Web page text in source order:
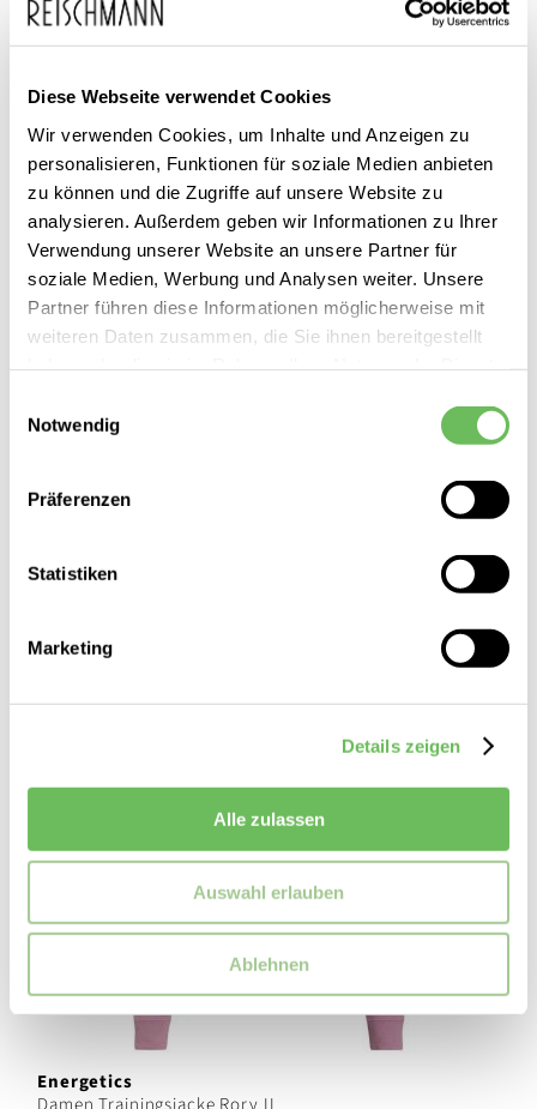
Diese Webseite verwendet Cookies
Wir verwenden Cookies, um Inhalte und Anzeigen zu
personalisieren, Funktionen für soziale Medien anbieten
zu können und die Zugriffe auf unsere Website zu
analysieren. Außerdem geben wir Informationen zu Ihrer
Verwendung unserer Website an unsere Partner für
soziale Medien, Werbung und Analysen weiter. Unsere
Partner führen diese Informationen möglicherweise mit
weiteren Daten zusammen, die Sie ihnen bereitgestellt
Notwendig
Präferenzen
Statistiken
Marketing
Details zeigen
Alle zulassen
Auswahl erlauben
Ablehnen
SALE
Nike
64,99 €
Energetics